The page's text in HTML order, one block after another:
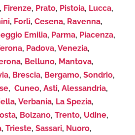
, Firenze, Prato, Pistoia, Lucca,
, Forlì, Cesena, Ravenna,
Emilia, Parma, Piacenza,
, Padova, Venezia,
, Belluno, Mantova,
, Brescia, Bergamo, Sondrio,
, Cuneo, Asti, Alessandria,
, Verbania, La Spezia,
, Bolzano, Trento, Udine,
, Trieste, Sassari, Nuoro,